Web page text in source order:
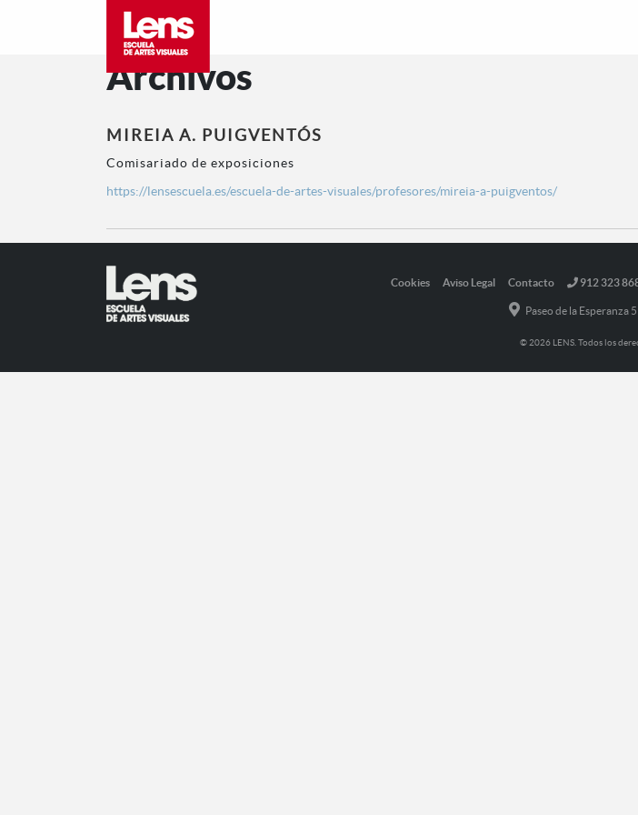
Archivos
MIREIA A. PUIGVENTÓS
Comisariado de exposiciones
https://lensescuela.es/escuela-de-artes-visuales/profesores/mireia-a-puigventos/
Cookies Aviso Legal Contacto 912 323
Paseo de la Esperanza
© 2026 LENS. Todos los